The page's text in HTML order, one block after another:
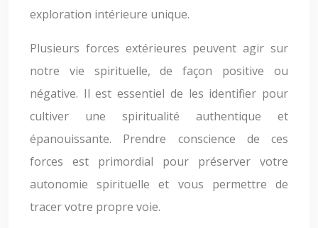
exploration intérieure unique.
Plusieurs forces extérieures peuvent agir sur
notre vie spirituelle, de façon positive ou
négative. Il est essentiel de les identifier pour
cultiver une spiritualité authentique et
épanouissante. Prendre conscience de ces
forces est primordial pour préserver votre
autonomie spirituelle et vous permettre de
tracer votre propre voie.